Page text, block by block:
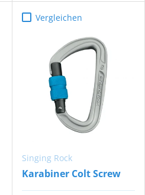
Vergleichen
Singing Rock
Karabiner Colt Screw